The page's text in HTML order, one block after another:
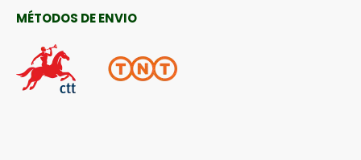
MÉTODOS DE ENVIO